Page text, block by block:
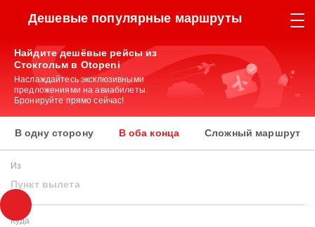
Дешевые популярные маршруты
Найдите дешёвые рейсы из
Стокгольм в Otopeni
Наслаждайтесь эксклюзивными
предложениями на авиабилеты.
Бронируйте прямо сейчас!
В одну сторону В оба конца Сложный маршрут
Из
Пункт вылета
Куда